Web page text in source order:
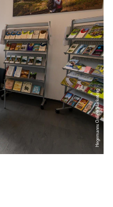
Hegemanns Online Marketing